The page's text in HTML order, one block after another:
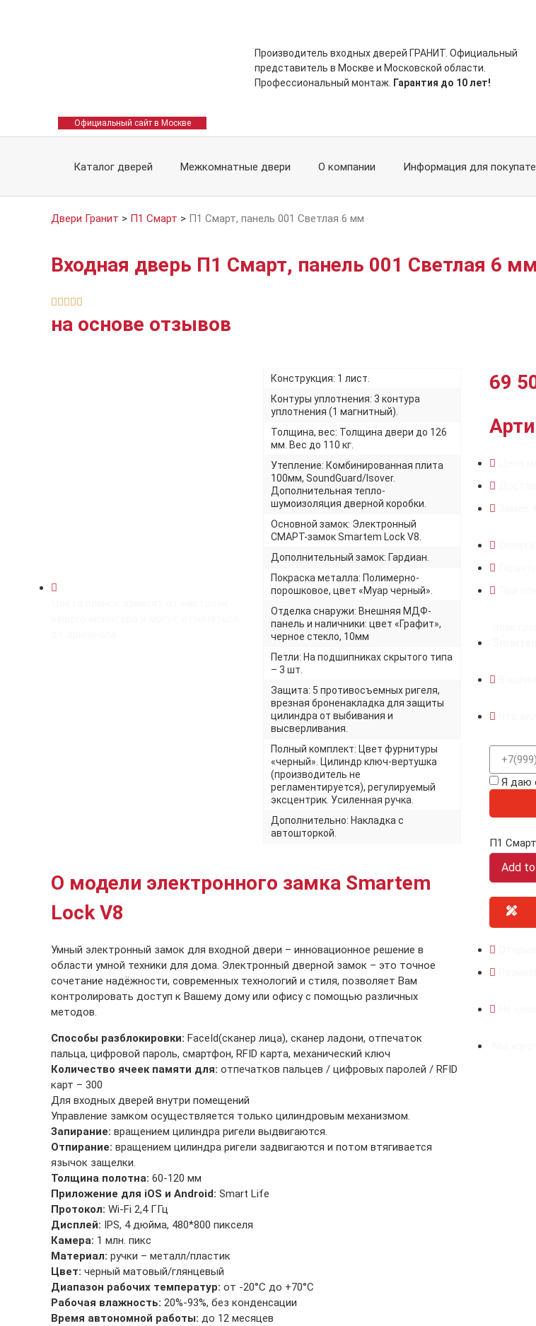
Официальный сайт в Москве
Производитель входных дверей ГРАНИТ. Официальный
представитель в Москве и Московской области.
Профессиональный монтаж.
Гарантия до 10 лет!
Каталог дверей Межкомнатные двери О компании Информация для
Двери Гранит > П1 Смарт > П1 Смарт, панель 001 Светлая 6 мм
Входная дверь П1 Смарт, панель 001 Светлая 6 мм
    
на основе отзывов
Конструкция: 1 лист.
Контуры уплотнения: 3 контура
уплотнения (1 магнитный).
Толщина, вес: Толщина двери до 126
мм. Вес до 110 кг.
Утепление: Комбинированная плита
100мм, SoundGuard/Isover.
Дополнительная тепло-
шумоизоляция дверной коробки.
Основной замок: Электронный
СМАРТ-замок Smartem Lock V8.
Дополнительный замок: Гардиан.
Покраска металла: Полимерно-
порошковое, цвет «Муар черный».
Отделка снаружи: Внешняя МДФ-
панель и наличники: цвет «Графит»,
черное стекло, 10мм
Петли: На подшипниках скрытого типа
– 3 шт.
Защита: 5 противосъемных ригеля,
врезная броненакладка для защиты
цилиндра от выбивания и
высверливания.
Полный комплект: Цвет фурнитуры
«черный». Цилиндр ключ-вертушка
(производитель не
регламентируется), регулируемый
эксцентрик. Усиленная ручка.
Дополнительно: Накладка с
автошторкой.
О модели электронного замка Smartem
Lock V8
Умный электронный замок для входной двери – инновационное решение в
области умной техники для дома. Электронный дверной замок – это точное
сочетание надёжности, современных технологий и стиля, позволяет Вам
контролировать доступ к Вашему дому или офису с помощью различных
методов.
Способы разблокировки: FaceId(сканер лица), сканер ладони, отпечаток
пальца, цифровой пароль, смартфон, RFID карта, механический ключ
Количество ячеек памяти для: отпечатков пальцев / цифровых паролей / RFID
карт – 300
Для входных дверей внутри помещений
Управление замком осуществляется только цилиндровым механизмом.
Запирание: вращением цилиндра ригели выдвигаются.
Отпирание: вращением цилиндра ригели задвигаются и потом втягивается
язычок защелки.
Толщина полотна: 60-120 мм
Приложение для iOS и Android: Smart Life
Протокол: Wi-Fi 2,4 ГГц
Дисплей: IPS, 4 дюйма, 480*800 пикселя
Камера: 1 млн. пикс
Материал: ручки – металл/пластик
Цвет: черный матовый/глянцевый
Диапазон рабочих температур: от -20°C до +70°C
Рабочая влажность: 20%-93%, без конденсации
Время автономной работы: до 12 месяцев
69
Я даю
П1
Add